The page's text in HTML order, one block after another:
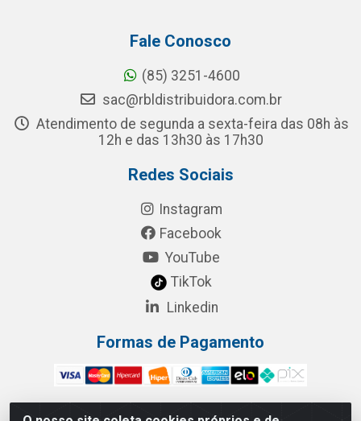
Fale Conosco
(85) 3251-4600
sac@rbldistribuidora.com.br
Atendimento de segunda a sexta-feira das 08h às
12h e das 13h30 às 17h30
Redes Sociais
Instagram
Facebook
YouTube
TikTok
Linkedin
Formas de Pagamento